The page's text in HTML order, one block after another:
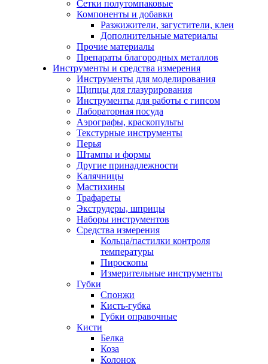
Сетки полутомпаковые
Компоненты и добавки
Разжижители, загустители, клеи
Дополнительные материалы
Прочие материалы
Препараты благородных металлов
Инструменты и средства измерения
Инструменты для моделирования
Щипцы для глазурирования
Инструменты для работы с гипсом
Лабораторная посуда
Аэрографы, краскопульты
Текстурные инструменты
Перья
Штампы и формы
Другие принадлежности
Калячницы
Мастихины
Трафареты
Экструдеры, шприцы
Наборы инструментов
Средства измерения
Кольца/пастилки контроля
температуры
Пироскопы
Измерительные инструменты
Губки
Спонжи
Кисть-губка
Губки оправочные
Кисти
Белка
Коза
Колонок